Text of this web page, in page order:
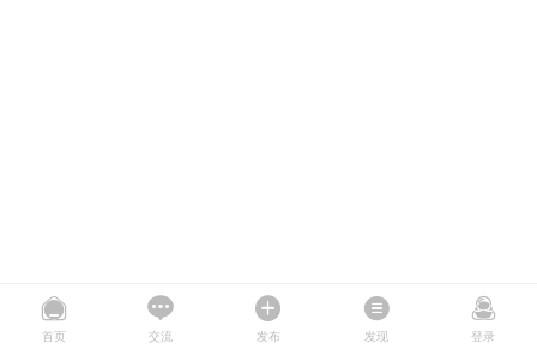
首页 交流 发布 发现 登录